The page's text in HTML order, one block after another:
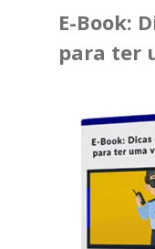
E-Book:
para ter